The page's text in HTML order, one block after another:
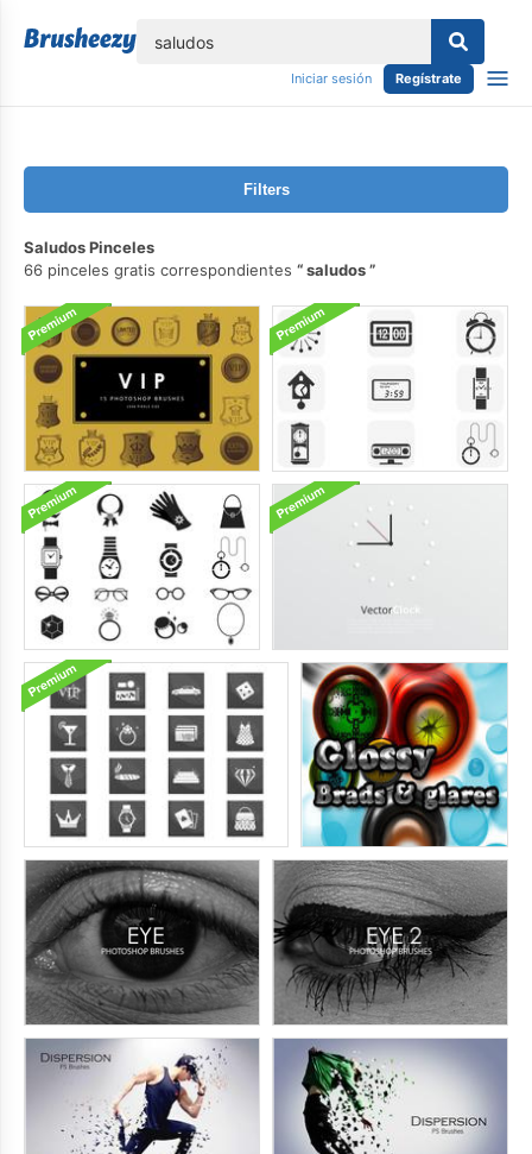
Iniciar sesión Regístrate
Filters
Saludos Pinceles
66 pinceles gratis correspondientes
saludos